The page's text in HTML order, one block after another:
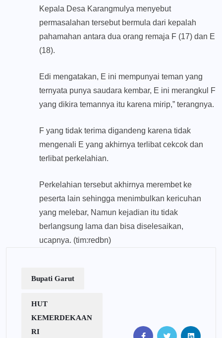
Kepala Desa Karangmulya menyebut
permasalahan tersebut bermula dari kepalah
pahamahan antara dua orang remaja F (17) dan E
(18).
Edi mengatakan, E ini mempunyai teman yang
ternyata punya saudara kembar, E ini merangkul F
yang dikira temannya itu karena mirip,” terangnya.
F yang tidak terima digandeng karena tidak
mengenali E yang akhirnya terlibat cekcok dan
terlibat perkelahian.
Perkelahian tersebut akhirnya merembet ke
peserta lain sehingga menimbulkan kericuhan
yang melebar, Namun kejadian itu tidak
berlangsung lama dan bisa diselesaikan,
ucapnya. (tim:redbn)
Bupati Garut
HUT
KEMERDEKAAN
RI